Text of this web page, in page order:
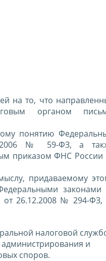
на то, что
органом
понятию
№ 59-ФЗ, а
приказом ФНС России
придаваемому
законами
26.12.2008 № 294-ФЗ,
налоговой
и
споров.